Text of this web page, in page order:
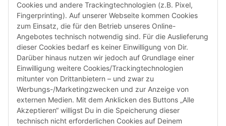
Cookies und andere Trackingtechnologien (z.B. Pixel,
Fingerprinting). Auf unserer Webseite kommen Cookies
zum Einsatz, die für den Betrieb unseres Online-
Angebotes technisch notwendig sind. Für die Auslieferung
dieser Cookies bedarf es keiner Einwilligung von Dir.
Darüber hinaus nutzen wir jedoch auf Grundlage einer
Einwilligung weitere Cookies/Trackingtechnologien
mitunter von Drittanbietern – und zwar zu
Werbungs-/Marketingzwecken und zur Anzeige von
externen Medien. Mit dem Anklicken des Buttons „Alle
Akzeptieren“ willigst Du in die Speicherung dieser
technisch nicht erforderlichen Cookies auf Deinem
Susannenstraße 21a, DE-20357 Hamburg
Tel: +49 (0)40 432 76 990
Email:shop@audiolith.net
Servicezeiten (Mo.-Fr.) 11:00 - 15:00 Uhr